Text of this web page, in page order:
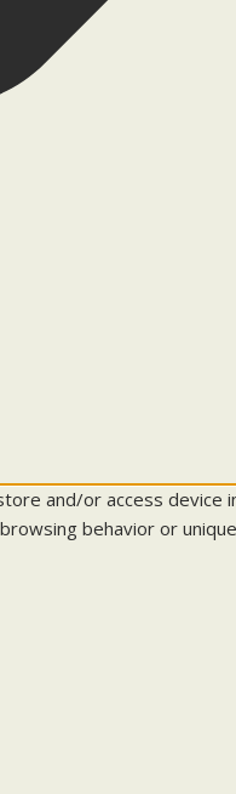
and/or access
behavior or